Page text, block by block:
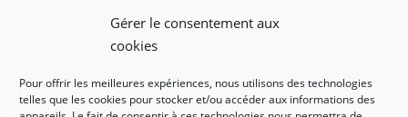
Gérer le consentement aux
cookies
Pour offrir les meilleures expériences, nous utilisons des technologies
telles que les cookies pour stocker et/ou accéder aux informations des
AZUR BEAUTY ESHOP